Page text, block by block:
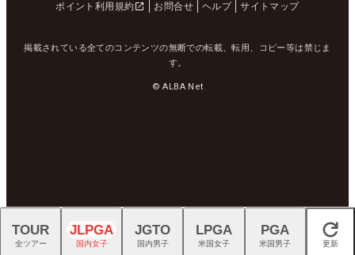
ポイント利用規約
お問合せ ヘルプ サイトマップ
掲載されている全てのコンテンツの無断での転載、転用、コピー等は禁じま
す。
© ALBA Net
閉じる
TOUR
全ツアー
JLPGA
国内女子
JGTO
国内男子
LPGA
米国女子
PGA
米国男子 更新